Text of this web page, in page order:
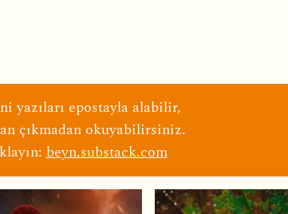
yazıları epostayla alabilir,
çıkmadan okuyabilirsiniz.
beyn.substack.com